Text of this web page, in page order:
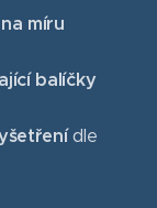
míru
balíčky
dle